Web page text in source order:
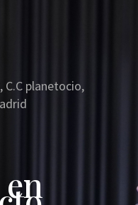
C.C planetocio,